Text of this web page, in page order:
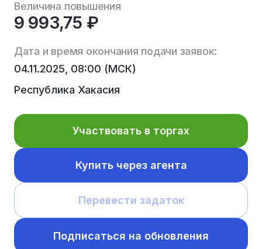
Величина повышения
9 993,75 ₽
Дата и время окончания подачи заявок:
04.11.2025, 08:00 (МСК)
Республика Хакасия
Участвовать в торгах
Купить через агента
Перевести задаток
Подписаться на обновления